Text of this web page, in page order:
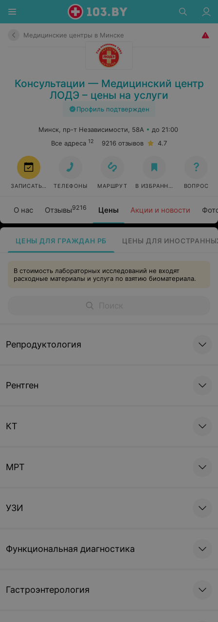
Медицинские центры в Минске
Консультации — Медицинский центр
ЛОДЭ – цены на услуги
Профиль подтвержден
О нас Отзывы9216 Цены Акции и новости
Минск, пр-т Независимости, 58А
до 21:00
Все адреса 12 9216 отзывов 4.7
ЗАПИСАТЬСЯ ТЕЛЕФОНЫ МАРШРУТ В ИЗБРАННОЕ ВОПРОС
ЦЕНЫ ДЛЯ ГРАЖДАН РБ ЦЕНЫ ДЛЯ
В стоимость лабораторных исследований не входят
расходные материалы и услуга по взятию биоматериала.
Репродуктология
Рентген
КТ
МРТ
УЗИ
Функциональная диагностика
Гастроэнтерология